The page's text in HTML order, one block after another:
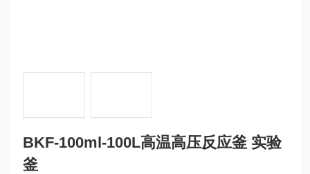
BKF-100ml-100L高温高压反应釜 实验
釜